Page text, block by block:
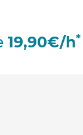
19,90€/h*